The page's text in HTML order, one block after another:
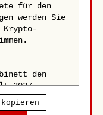
kopieren